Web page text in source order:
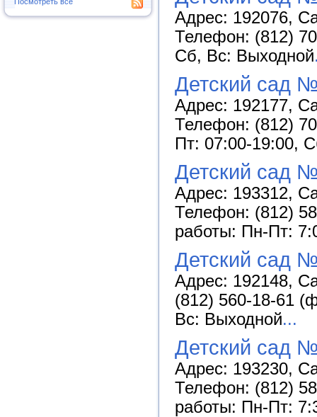
Адрес: 192076,
Телефон: (812)
Сб, Вс: Выходной
Детский сад
Адрес: 192177,
Телефон: (812)
Пт: 07:00-19:00,
Детский сад
Адрес: 193312,
Телефон: (812)
работы: Пн-Пт:
Детский сад
Адрес: 192148,
(812) 560-18-61
Вс: Выходной...
Детский сад
Адрес: 193230,
Телефон: (812)
работы: Пн-Пт: